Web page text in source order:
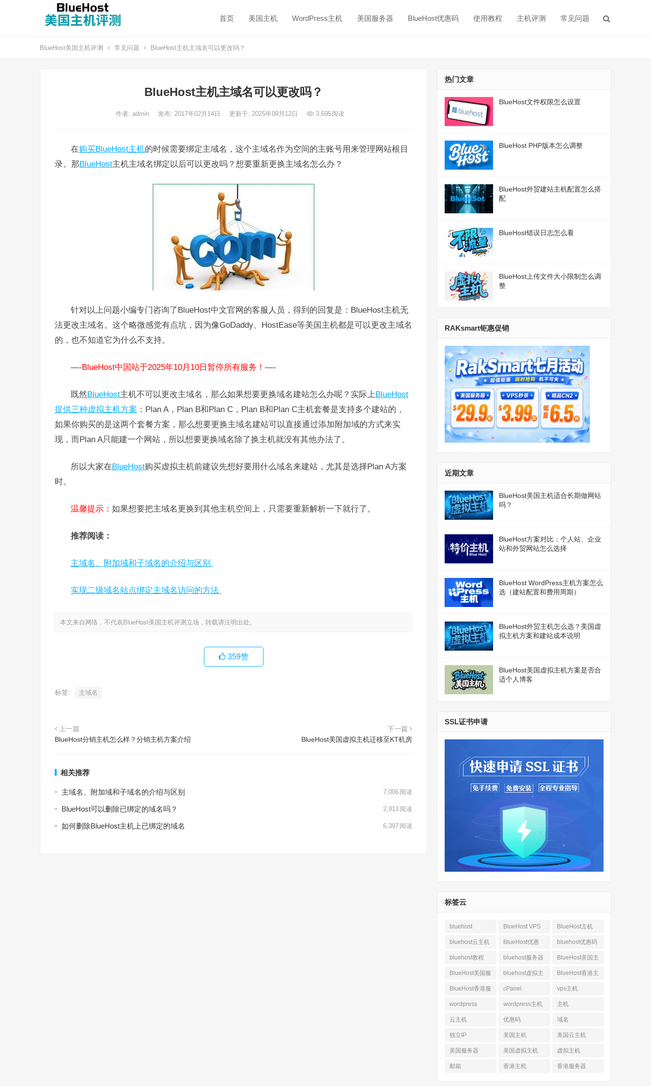
首页 美国主机 WordPress主机 美国服务器 BlueHost优惠码 使用教程 主机评测 常见问题
BlueHost美国主机评测 常见问题 BlueHost主机主域名可以更改吗？
BlueHost主机主域名可以更改吗？
作者: admin 发布: 2017年02月14日 更新于: 2025年09月12日 3,695阅读
在购买BlueHost主机的时候需要绑定主域名，这个主域名作为空间的主账号用来管理网站根目
录。那BlueHost主机主域名绑定以后可以更改吗？想要重新更换主域名怎么办？
针对以上问题小编专门咨询了BlueHost中文官网的客服人员，得到的回复是：BlueHost主机无
法更改主域名。这个略微感觉有点坑，因为像GoDaddy、HostEase等美国主机都是可以更改主域名
的，也不知道它为什么不支持。
—-BlueHost中国站于2025年10月10日暂停所有服务！ —-
既然BlueHost主机不可以更改主域名，那么如果想要更换域名建站怎么办呢？实际上BlueHost
提供三种虚拟主机方案 ：Plan A，Plan B和Plan C，Plan B和Plan C主机套餐是支持多个建站的，
如果你购买的是这两个套餐方案，那么想要更换主域名建站可以直接通过添加附加域的方式来实
现，而Plan A只能建一个网站，所以想要更换域名除了换主机就没有其他办法了。
所以大家在BlueHost购买虚拟主机前建议先想好要用什么域名来建站，尤其是选择Plan A方案
时。
温馨提示： 如果想要把主域名更换到其他主机空间上，只需要重新解析一下就行了。
推荐阅读：
主域名、附加域和子域名的介绍与区别
实现二级域名站点绑定主域名访问的方法
本文来自网络，不代表BlueHost美国主机评测立场，转载请注明出处。
359赞
标签: 主域名
上一篇
BlueHost分销主机怎么样？分销主机方案介绍
下一篇
BlueHost美国虚拟主机迁移至KT机房
相关推荐
主域名、附加域和子域名的介绍与区别 7,006 阅读
BlueHost可以删除已绑定的域名吗？ 2,913 阅读
如何删除BlueHost主机上已绑定的域名 6,397 阅读
热门文章
BlueHost文件权限怎么设置
BlueHost PHP版本怎么调整
BlueHost外贸建站主机配置怎么搭
配
BlueHost错误日志怎么看
BlueHost上传文件大小限制怎么调
整
RAKsmart钜惠促销
近期文章
BlueHost美国主机适合长期做网站
吗？
BlueHost方案对比：个人站、企业
站和外贸网站怎么选择
BlueHost WordPress主机方案怎么
选（建站配置和费用周期）
BlueHost外贸主机怎么选？美国虚
拟主机方案和建站成本说明
BlueHost美国虚拟主机方案是否合
适个人博客
SSL证书申请
标签云
bluehost BlueHost VPS BlueHost主机
bluehost云主机 BlueHost优惠 bluehost优惠码
bluehost教程 bluehost服务器
BlueHost美国主
机
BlueHost美国服
务器
bluehost虚拟主
机
BlueHost香港主
机
BlueHost香港服
务器
cPanel vps主机
wordpress wordpress主机 主机
云主机 优惠码 域名
独立IP 美国主机 美国云主机
美国服务器 美国虚拟主机 虚拟主机
邮箱 香港主机 香港服务器